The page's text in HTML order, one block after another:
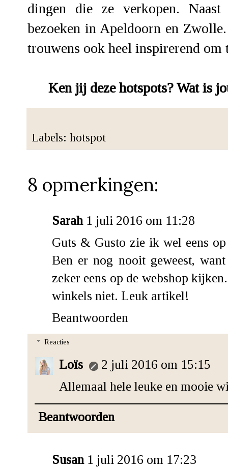
dingen die ze verkopen.
bezoeken in Apeldoorn en
trouwens ook heel inspirerend
Ken jij deze hotspots? Wat is
Labels: hotspot
8 opmerkingen:
Sarah 1 juli 2016 om 11:28
Guts & Gusto zie ik wel eens
Ben er nog nooit geweest,
zeker eens op de webshop
winkels niet. Leuk artikel!
Beantwoorden
Reacties
Loïs
2 juli 2016 om 15:15
Allemaal hele leuke en mooie
Beantwoorden
Susan 1 juli 2016 om 17:23